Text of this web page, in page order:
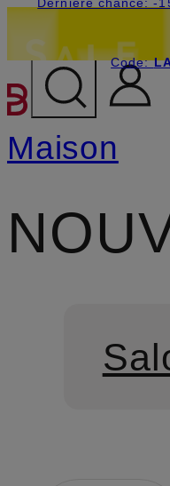
PASSER
Code:
Maison